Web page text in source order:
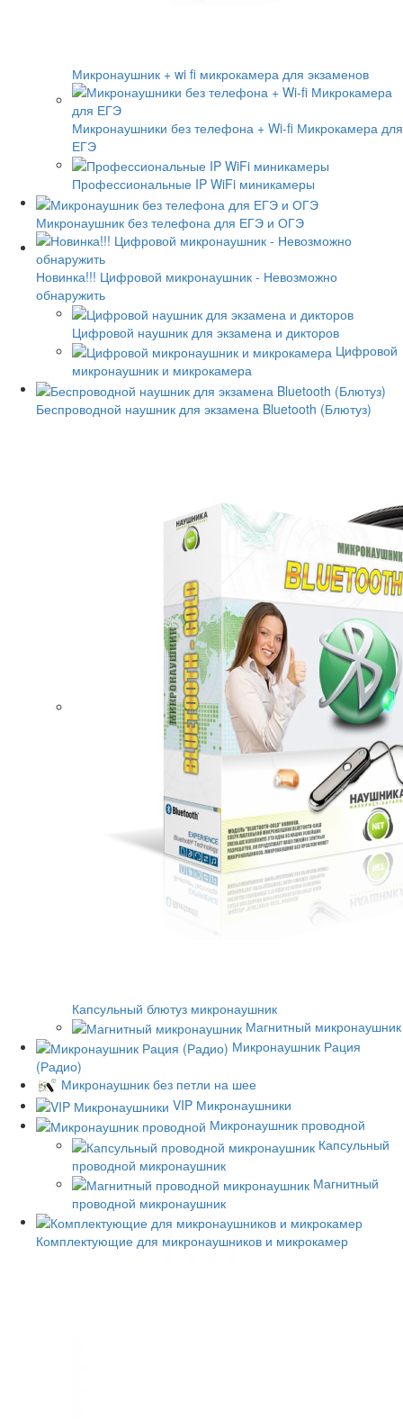
Микронаушник + wi fi микрокамера для экзаменов
Микронаушники без телефона + Wi-fi Микрокамера для
ЕГЭ
Профессиональные IP WiFi миникамеры
Микронаушник без телефона для ЕГЭ и ОГЭ
Новинка!!! Цифровой микронаушник - Невозможно
обнаружить
Цифровой наушник для экзамена и дикторов
Цифровой
микронаушник и микрокамера
Беспроводной наушник для экзамена Bluetooth (Блютуз)
Капсульный блютуз микронаушник
Магнитный микронаушник
Микронаушник Рация
(Радио)
Микронаушник без петли на шее
VIP Микронаушники
Микронаушник проводной
Капсульный
проводной микронаушник
Магнитный
проводной микронаушник
Комплектующие для микронаушников и микрокамер